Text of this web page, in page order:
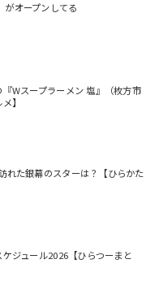
がオープンしてる
『Wスープラーメン 塩』（枚方市
】
れた銀幕のスターは？【ひらかた
ジュール2026【ひらつーまと